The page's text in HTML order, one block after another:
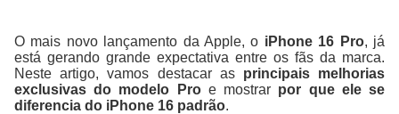
O mais novo lançamento da Apple, o iPhone 16 Pro, já
está gerando grande expectativa entre os fãs da marca.
Neste artigo, vamos destacar as principais melhorias
exclusivas do modelo Proe mostrar por que ele se
diferencia do iPhone 16 padrão.